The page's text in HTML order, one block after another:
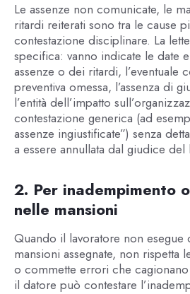
Le assenze non comunicate, le
ritardi reiterati sono tra le cause
contestazione disciplinare. La
specifica: vanno indicate le date
assenze o dei ritardi, l’eventuale
preventiva omessa, l’assenza di
l’entità dell’impatto
contestazione generica (ad
assenze ingiustificate”) senza
a essere annullata dal giudice del
2. Per inadempimento
nelle mansioni
Quando il lavoratore non esegue
mansioni assegnate, non rispetta
o commette errori che
il datore può contestare